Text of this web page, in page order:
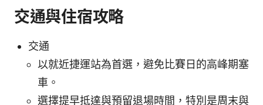
交通與住宿攻略
交通
以就近捷運站為首選，避免比賽日的高峰期塞
車。
選擇提早抵達與預留退場時間，特別是周末與